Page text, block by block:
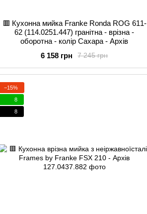
🟥 Кухонна мийка Franke Ronda ROG 611-
62 (114.0251.447) гранітна - врізна -
оборотна - колір Сахара - Архів
7 245 грн
6 158 грн
−15%
8
8